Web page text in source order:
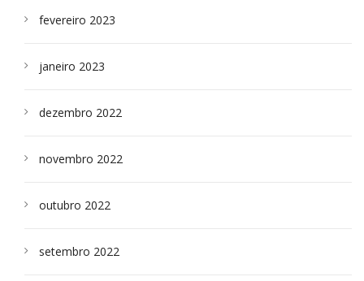
fevereiro 2023
janeiro 2023
dezembro 2022
novembro 2022
outubro 2022
setembro 2022